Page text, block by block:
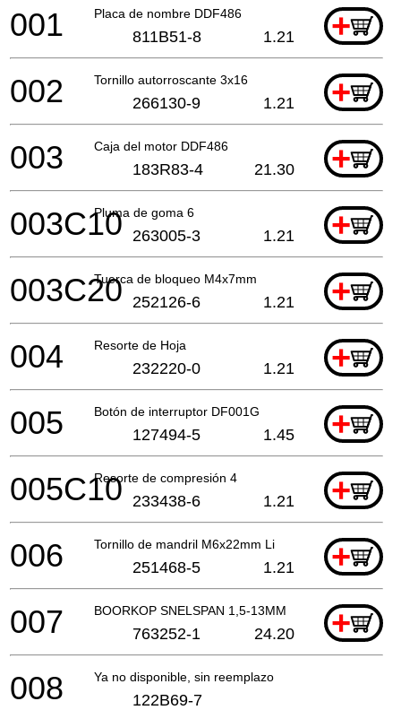
Placa de nombre DDF486 +
001 811B51-8 1.21
Tornillo autorroscante 3x16 +
002 266130-9 1.21
Caja del motor DDF486 +
003 183R83-4 21.30
Pluma de goma 6 +
003C10 263005-3 1.21
Tuerca de bloqueo M4x7mm +
003C20 252126-6 1.21
Resorte de Hoja +
004 232220-0 1.21
Botón de interruptor DF001G +
005 127494-5 1.45
Resorte de compresión 4 +
005C10 233438-6 1.21
Tornillo de mandril M6x22mm Li +
006 251468-5 1.21
BOORKOP SNELSPAN 1,5-13MM +
007 763252-1 24.20
Ya no disponible, sin reemplazo
008 122B69-7